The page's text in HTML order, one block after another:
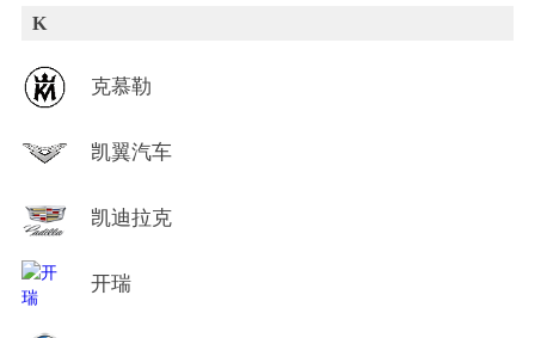
K
克慕勒
凯翼汽车
凯迪拉克
开瑞